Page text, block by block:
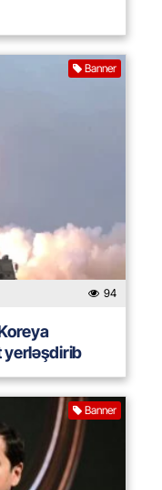
Banner
94
yerləşdirib
Banner